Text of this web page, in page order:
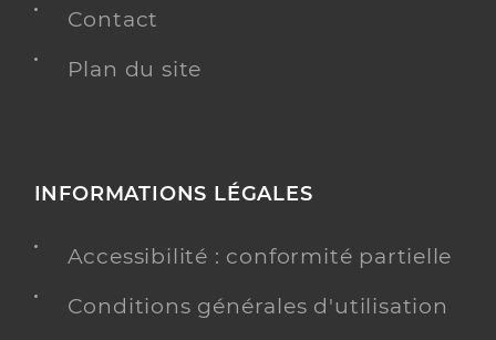
Contact
Plan du site
INFORMATIONS LÉGALES
Accessibilité : conformité partielle
Conditions générales d'utilisation